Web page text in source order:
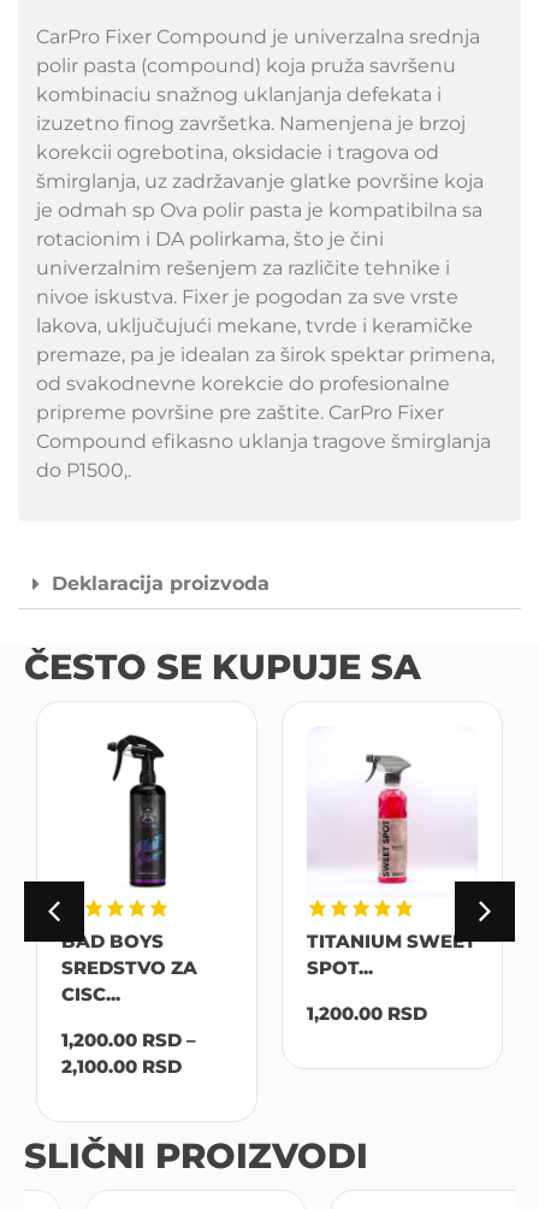
CarPro Fixer Compound je univerzalna srednja
polir pasta (compound) koja pruža savršenu
kombinaciu snažnog uklanjanja defekata i
izuzetno finog završetka. Namenjena je brzoj
korekcii ogrebotina, oksidacie i tragova od
šmirglanja, uz zadržavanje glatke površine koja
je odmah sp Ova polir pasta je kompatibilna sa
rotacionim i DA polirkama, što je čini
univerzalnim rešenjem za različite tehnike i
nivoe iskustva. Fixer je pogodan za sve vrste
lakova, uključujući mekane, tvrde i keramičke
premaze, pa je idealan za širok spektar primena,
od svakodnevne korekcie do profesionalne
pripreme površine pre zaštite. CarPro Fixer
Compound efikasno uklanja tragove šmirglanja
do P1500,.
Deklaracija proizvoda
ČESTO SE KUPUJE SA
BAD BOYS
SREDSTVO ZA
CISC...
1,200.00 RSD –
2,100.00 RSD
TITANIUM SWEET
SPOT...
1,200.00 RSD
SLIČNI PROIZVODI